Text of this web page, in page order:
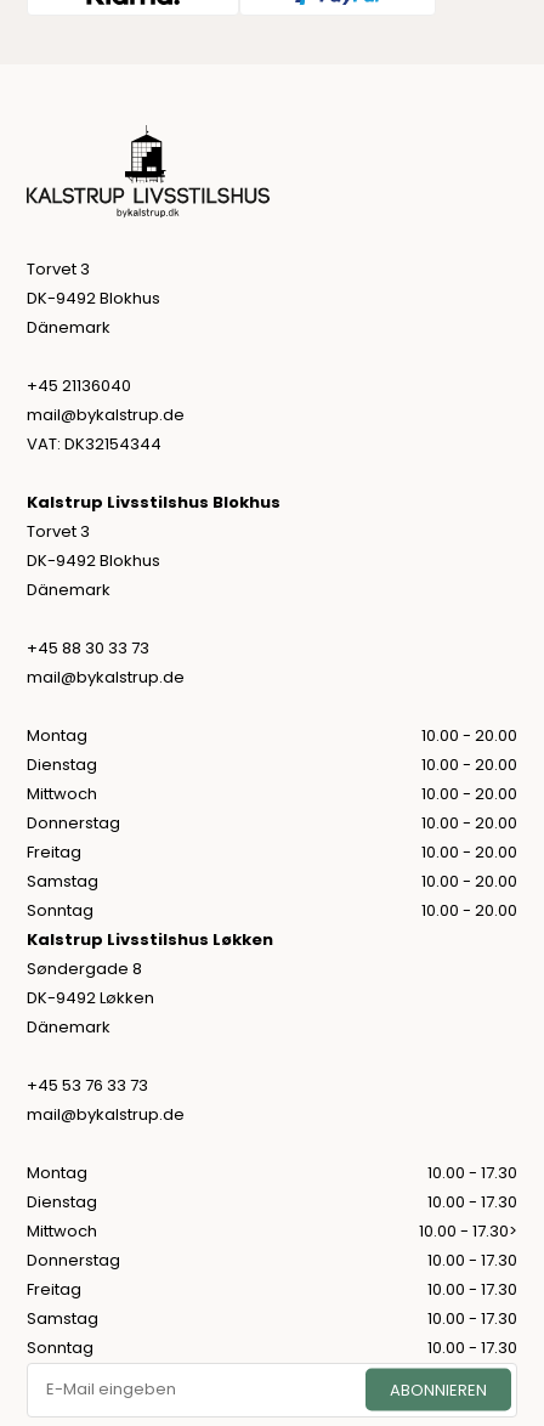
Torvet 3
DK-9492 Blokhus
Dänemark
+45 21136040
mail@bykalstrup.de
VAT: DK32154344
Kalstrup Livsstilshus Blokhus
Torvet 3
DK-9492 Blokhus
Dänemark
+45 88 30 33 73
mail@bykalstrup.de
Montag
10.00 - 20.00
Dienstag
10.00 - 20.00
Mittwoch
10.00 - 20.00
Donnerstag
10.00 - 20.00
Freitag
10.00 - 20.00
Samstag
10.00 - 20.00
Sonntag
10.00 - 20.00
Kalstrup Livsstilshus Løkken
Søndergade 8
DK-9492 Løkken
Dänemark
+45 53 76 33 73
mail@bykalstrup.de
Montag
10.00 - 17.30
Dienstag
10.00 - 17.30
Mittwoch
10.00 - 17.30>
Donnerstag
10.00 - 17.30
Freitag
10.00 - 17.30
Samstag
10.00 - 17.30
Sonntag
10.00 - 17.30